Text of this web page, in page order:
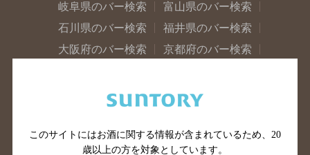
岐阜県のバー検索
富山県のバー検索
石川県のバー検索
福井県のバー検索
大阪府のバー検索
京都府のバー検索
滋賀県のバー検索
和歌山県のバー検索
山口県のバー検索
鳥取県のバー検索
このサイトにはお酒に関する情報が含まれているため、 20
歳以上の方を対象としています。